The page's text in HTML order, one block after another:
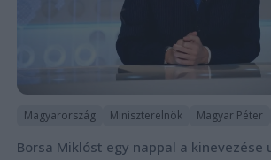
Magyarország Miniszterelnök Magyar Péter
Borsa Miklóst egy nappal a kinevezése